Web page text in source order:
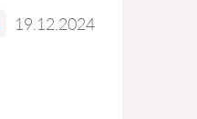
19.12.2024